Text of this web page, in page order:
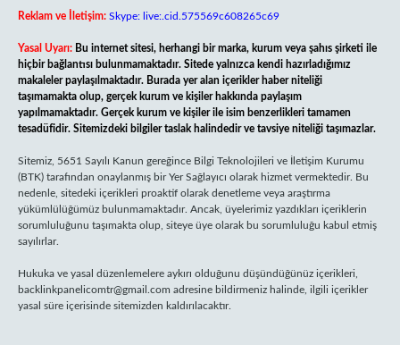
Reklam ve İletişim: Skype: live:.cid.575569c608265c69
Yasal Uyarı: Bu internet sitesi, herhangi bir marka, kurum veya şahıs şirketi ile
hiçbir bağlantısı bulunmamaktadır. Sitede yalnızca kendi hazırladığımız
makaleler paylaşılmaktadır. Burada yer alan içerikler haber niteliği
taşımamakta olup, gerçek kurum ve kişiler hakkında paylaşım
yapılmamaktadır. Gerçek kurum ve kişiler ile isim benzerlikleri tamamen
tesadüfidir. Sitemizdeki bilgiler taslak halindedir ve tavsiye niteliği taşımazlar.
Sitemiz, 5651 Sayılı Kanun gereğince Bilgi Teknolojileri ve İletişim Kurumu
(BTK) tarafından onaylanmış bir Yer Sağlayıcı olarak hizmet vermektedir. Bu
nedenle, sitedeki içerikleri proaktif olarak denetleme veya araştırma
yükümlülüğümüz bulunmamaktadır. Ancak, üyelerimiz yazdıkları içeriklerin
sorumluluğunu taşımakta olup, siteye üye olarak bu sorumluluğu kabul etmiş
sayılırlar.
Hukuka ve yasal düzenlemelere aykırı olduğunu düşündüğünüz içerikleri,
backlinkpanelicomtr@gmail.com adresine bildirmeniz halinde, ilgili içerikler
yasal süre içerisinde sitemizden kaldırılacaktır.